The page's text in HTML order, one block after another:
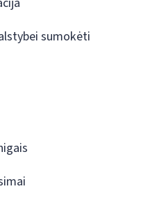
sumokėti